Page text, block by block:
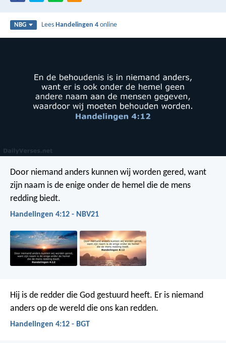
NBG LeesHandelingen 4 online
Door niemand anders kunnen wij worden gered, want
zijn naam is de enige onder de hemel die de mens
redding biedt.
Handelingen 4:12 - NBV21
Hij is de redder die God gestuurd heeft. Er is niemand
anders op de wereld die ons kan redden.
Handelingen 4:12 - BGT